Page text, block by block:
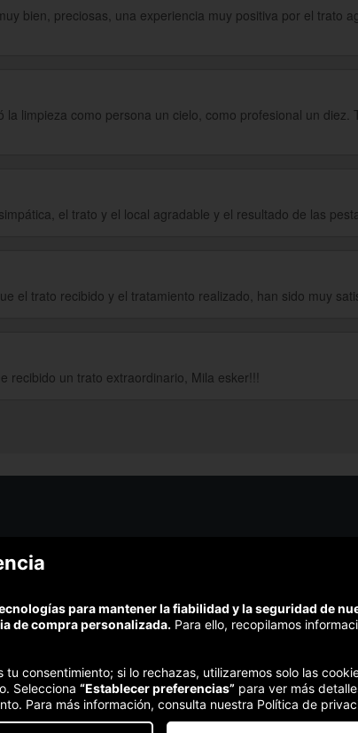
bien, preciosas, una experiencia muy positiva por el trato
limpieza como persona un cielo, como profesional un diez.
el trato y el local agradable y el resultado de las
el trato recibido y el tratamiento realizado, han sido muy
recibido un trato extraordinario, Mila esker!!!
¿Cómo funciona Colectivia?
Trabaja con nosotros
Estudio turismo de verano 2020
(Te
para mantener la fiabilidad y la seguridad de
de compra personalizada. Para ello, recopilamos
tu consentimiento; si lo rechazas, utilizaremos solo las
Selecciona “Establecer preferencias” para ver más
Para más información, consulta nuestra Política de